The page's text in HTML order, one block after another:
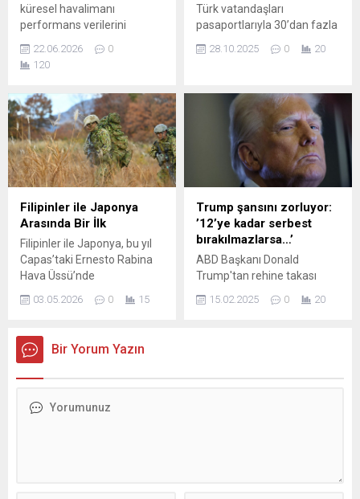
küresel havalimanı
performans verilerini
merkezi belirledi. Dakiklik ve
altyapı kriterlerinin öne
dokuz havalimanıyla liderliği
elinde tutuyor.
22.06.2026
0
120
Türk vatandaşları
pasaportlarıyla 30’dan fazla
olmadan seyahat edebiliyor.
Amerika’ya kadar uzanan
bu ülkeler kısa tatiller ve iş
seyahatleri için büyük
kolaylık sunuyor. İşte güncel
seyahat haritası...
28.10.2025 0 20
Filipinler ile Japonya
Arasında Bir İlk
Filipinler ile Japonya, bu yıl
Capas’taki Ernesto Rabina
Hava Üssü’nde
gerçekleştirilen Salaknib
tatbikatında birlikte sahada
Filipinler ile ABD arasında
düzenlenen bu yıllık eğitim
farklı bir boyut kattı.
03.05.2026 0 15
Trump şansını zorluyor:
’12’ye kadar serbest
bırakılmazlarsa…’
ABD Başkanı Donald
Trump'tan rehine takası
sonrası açıklama sert
açıklamalar geldi. Trump,
15.02.2025 0 20
Bir Yorum Yazın